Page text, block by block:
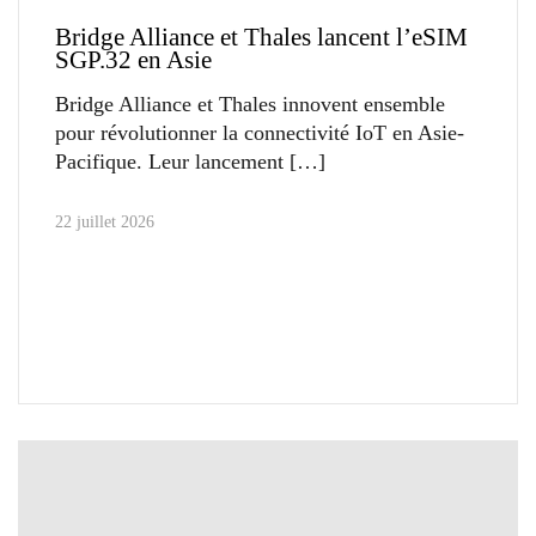
Bridge Alliance et Thales lancent l’eSIM
SGP.32 en Asie
Bridge Alliance et Thales innovent ensemble
pour révolutionner la connectivité IoT en Asie-
Pacifique. Leur lancement
22 juillet 2026